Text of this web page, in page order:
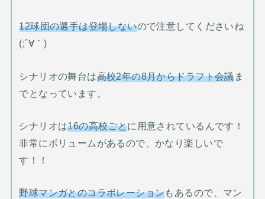
12球団の選手は登場しないので注意してくださいね
(;´∀｀)
シナリオの舞台は高校2年の8月からドラフト会議ま
でとなっています。
シナリオは16の高校ごとに用意されているんです！
非常にボリュームがあるので、かなり楽しいで
す！！
野球マンガとのコラボレーションもあるので、マン